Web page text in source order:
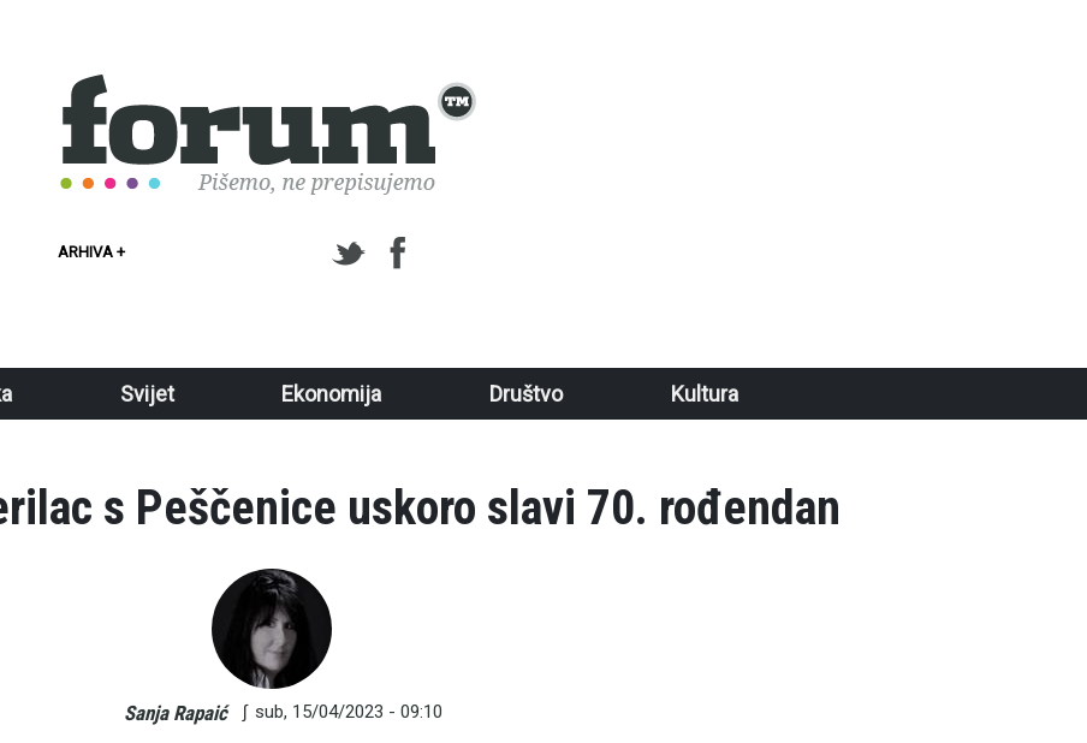
ARHIVA +
Svijet Ekonomija Društvo Kultura
s Peščenice uskoro slavi 70. rođendan
Sanja Rapaić ∫ sub, 15/04/2023 - 09:10